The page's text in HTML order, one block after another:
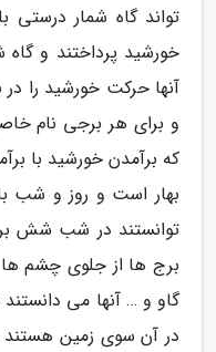
تواند گاه شمار
خورشید پرداختند و گاه
آنها حرکت خورشید را
و برای هر برجی نام
که برآمدن خورشید با
بهار است و روز و شب
توانستند در شب شش
برج ها از جلوی چشم
گاو و … آنها می
در آن سوی زمین